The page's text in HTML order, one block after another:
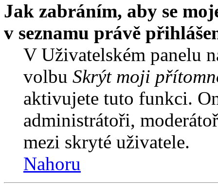
Jak zabráním, aby se
v seznamu právě
V Uživatelském panelu
volbu Skrýt moji
aktivujete tuto funkci.
administrátoři,
mezi skryté uživatele.
Nahoru